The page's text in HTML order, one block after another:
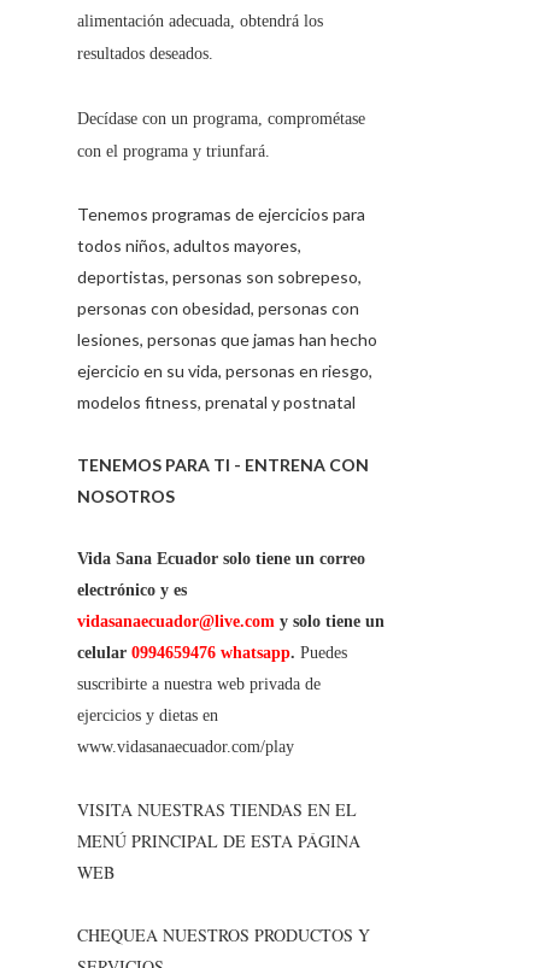
alimentación adecuada, obtendrá los
resultados deseados.
Decídase con un programa, comprométase
con el programa y triunfará.
Tenemos programas de ejercicios para
todos niños, adultos mayores,
deportistas, personas son sobrepeso,
personas con obesidad, personas con
lesiones, personas que jamas han hecho
ejercicio en su vida, personas en riesgo,
modelos fitness, prenatal y postnatal
TENEMOS PARA TI - ENTRENA CON
NOSOTROS
Vida Sana Ecuador solo tiene un correo
electrónico y es
vidasanaecuador@live.com y solo tiene un
celular 0994659476 whatsapp. Puedes
suscribirte a nuestra web privada de
ejercicios y dietas en
www.vidasanaecuador.com/play
VISITA NUESTRAS TIENDAS EN EL
MENÚ PRINCIPAL DE ESTA PÁGINA
WEB
CHEQUEA NUESTROS PRODUCTOS Y